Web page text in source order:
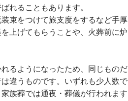
れることもあります。
束をつけて旅支度をするなど手厚
上げてもらうことや、火葬前に炉
るようになったため、同じものだ
違うものです。いずれも少人数で
族葬では通夜・葬儀が行われます